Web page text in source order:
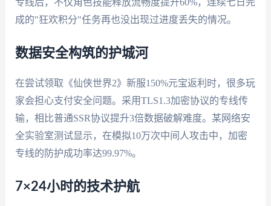
专线后，不仅角色技能释放流畅度提升60%，连续七日完
成的"狂欢积分"任务再也没出现过进度丢失的情况。
数据安全构筑的护城河
在尝试领取《仙侠世界2》新服150%元宝返利时，很多玩
家会担心支付安全问题。采用TLS1.3加密协议的专线传
输，相比普通SSR协议提升3倍数据破解难度。某网络安
全实验室测试显示，在模拟10万次中间人攻击中，加密
专线的防护成功率达99.97%。
7×24小时的技术护航